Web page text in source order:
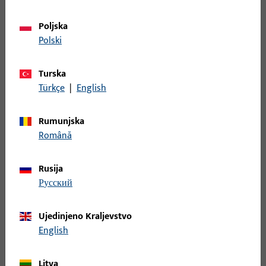
I/O moduli
za evakuacijska vrata – dodatni ulazi i izlazi za
signalizaciju, videotehniku ili kontrolu pristupa.
Poljska
Polski
Turska
Türkçe | English
Rumunjska
Română
Rusija
русский
Ujedinjeno Kraljevstvo
English